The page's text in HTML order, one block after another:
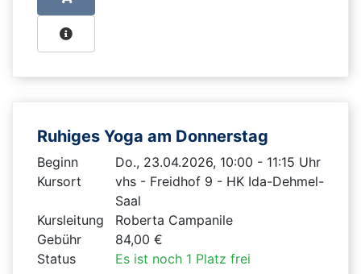
Ruhiges Yoga am Donnerstag
Beginn
Do., 23.04.2026, 10:00 - 11:15 Uhr
Kursort
vhs - Freidhof 9 - HK Ida-Dehmel-
Saal
Kursleitung
Roberta Campanile
Gebühr
84,00 €
Status
Es ist noch 1 Platz frei